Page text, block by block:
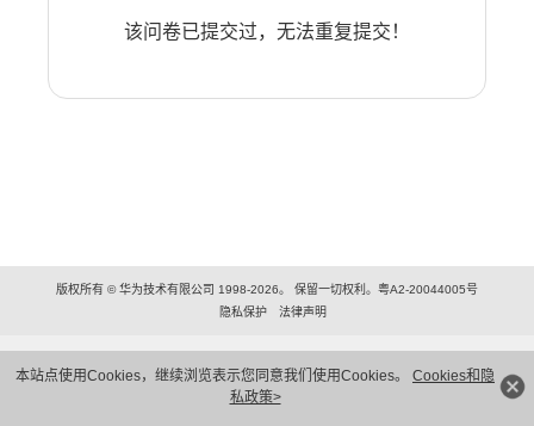
本站点使用Cookies，继续浏览表示您同意我们使用Cookies。 Cookies和隐
私政策>
该问卷已提交过，无法重复提交！
版权所有 © 华为技术有限公司 1998-2026。 保留一切权利。粤A2-20044005号
隐私保护
法律声明